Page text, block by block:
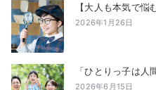
【大人も本気で
2026年1月26日
「ひとりっ子は
2026年6月15日